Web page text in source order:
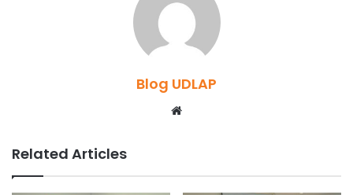
Blog UDLAP
Related Articles